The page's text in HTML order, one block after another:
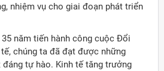
nhiệm vụ cho giai đoạn phát triển
năm tiến hành công cuộc Đổi
chúng ta đã đạt được những
tự hào. Kinh tế tăng trưởng